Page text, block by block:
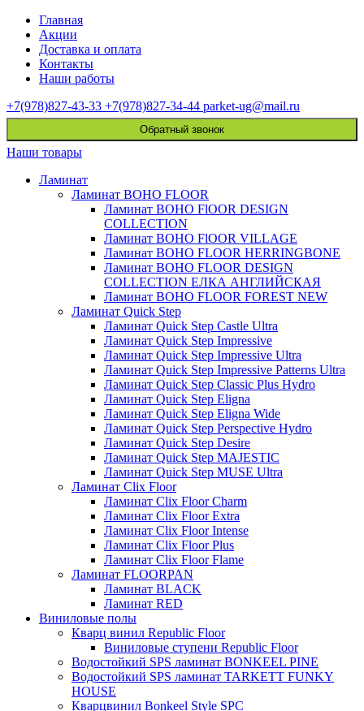
Главная
Акции
Доставка и оплата
Контакты
Наши работы
+7(978)827-43-33 +7(978)827-34-44 parket-ug@mail.ru
Обратный звонок
Наши товары
Ламинат
Ламинат BOHO FLOOR
Ламинат BOHO FlOOR DESIGN
COLLECTION
Ламинат BOHO FlOOR VILLAGE
Ламинат BOHO FLOOR HERRINGBONE
Ламинат BOHO FLOOR DESIGN
COLLECTION ЕЛКА АНГЛИЙСКАЯ
Ламинат BOHO FLOOR FOREST NEW
Ламинат Quick Step
Ламинат Quick Step Castle Ultra
Ламинат Quick Step Impressive
Ламинат Quick Step Impressive Ultra
Ламинат Quick Step Impressive Patterns Ultra
Ламинат Quick Step Classic Plus Hydro
Ламинат Quick Step Eligna
Ламинат Quick Step Eligna Wide
Ламинат Quick Step Perspective Hydro
Ламинат Quick Step Desire
Ламинат Quick Step MAJESTIC
Ламинат Quick Step MUSE Ultra
Ламинат Clix Floor
Ламинат Clix Floor Charm
Ламинат Clix Floor Extra
Ламинат Clix Floor Intense
Ламинат Clix Floor Plus
Ламинат Clix Floor Flame
Ламинат FLOORPAN
Ламинат BLACK
Ламинат RED
Виниловые полы
Кварц винил Republic Floor
Виниловые ступени Republic Floor
Водостойкий SPS ламинат BONKEEL PINE
Водостойкий SPS ламинат TARKETT FUNKY
HOUSE
Кварцвинил Bonkeel Style SPC